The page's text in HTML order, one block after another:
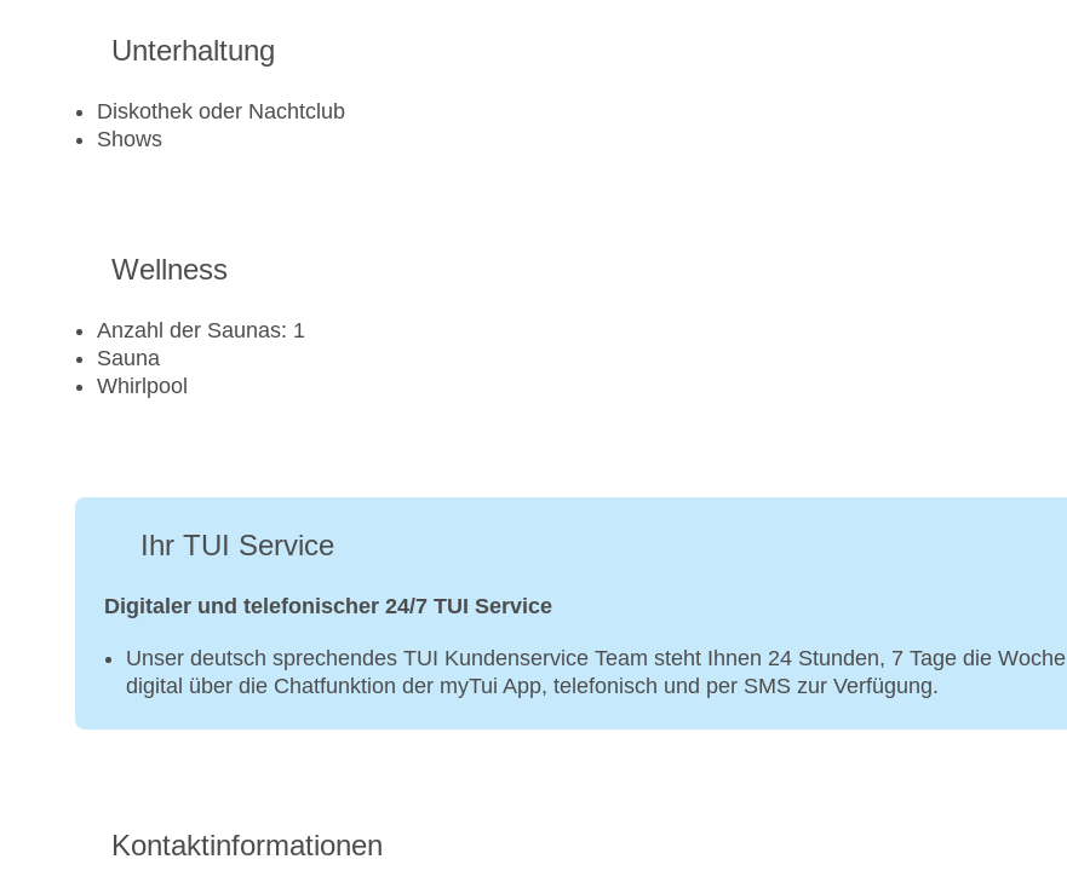
Unterhaltung
Diskothek oder Nachtclub
Shows
Wellness
Anzahl der Saunas: 1
Sauna
Whirlpool
Ihr TUI Service
Digitaler und telefonischer 24/7 TUI Service
Unser deutsch sprechendes TUI Kundenservice Team steht Ihnen 24 Stunden, 7 Tage die Woche
digital über die Chatfunktion der myTui App, telefonisch und per SMS zur Verfügung.
Kontaktinformationen